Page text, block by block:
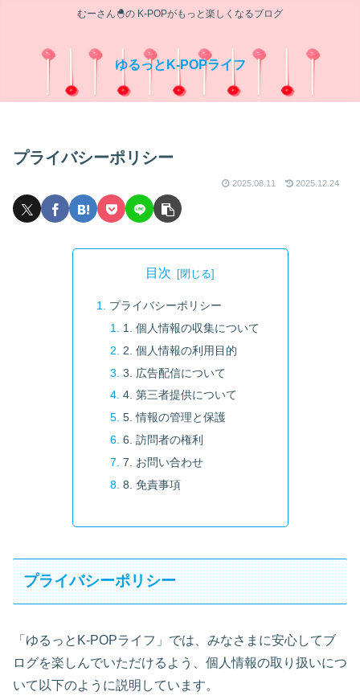
むーさん🐣の K-POPがもっと楽しくなるブログ
ゆるっとK-POPライフ
プライバシーポリシー
2025.08.11 2025.12.24
目次
プライバシーポリシー
1. 個人情報の収集について
2. 個人情報の利用目的
3. 広告配信について
4. 第三者提供について
5. 情報の管理と保護
6. 訪問者の権利
7. お問い合わせ
8. 免責事項
プライバシーポリシー
「ゆるっとK-POPライフ」では、みなさまに安心してブ
ログを楽しんでいただけるよう、個人情報の取り扱いにつ
いて以下のように説明しています。